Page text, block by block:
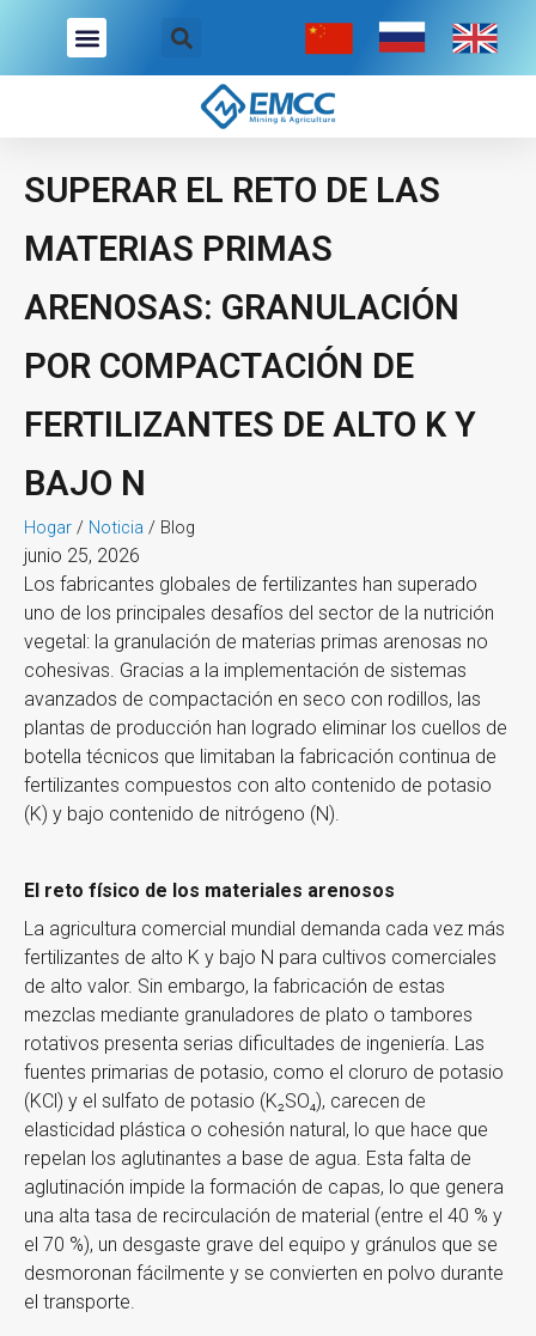
contenido
Menú Buscar
SUPERAR EL RETO DE LAS
MATERIAS PRIMAS
ARENOSAS: GRANULACIÓN
POR COMPACTACIÓN DE
FERTILIZANTES DE ALTO K Y
BAJO N
Hogar / Noticia / Blog
junio 25, 2026
Los fabricantes globales de fertilizantes han superado
uno de los principales desafíos del sector de la nutrición
vegetal: la granulación de materias primas arenosas no
cohesivas. Gracias a la implementación de sistemas
avanzados de compactación en seco con rodillos, las
plantas de producción han logrado eliminar los cuellos de
botella técnicos que limitaban la fabricación continua de
fertilizantes compuestos con alto contenido de potasio
(K) y bajo contenido de nitrógeno (N).
El reto físico de los materiales arenosos
La agricultura comercial mundial demanda cada vez más
fertilizantes de alto K y bajo N para cultivos comerciales
de alto valor. Sin embargo, la fabricación de estas
mezclas mediante granuladores de plato o tambores
rotativos presenta serias dificultades de ingeniería. Las
fuentes primarias de potasio, como el cloruro de potasio
(KCl) y el sulfato de potasio (K₂SO₄), carecen de
elasticidad plástica o cohesión natural, lo que hace que
repelan los aglutinantes a base de agua. Esta falta de
aglutinación impide la formación de capas, lo que genera
una alta tasa de recirculación de material (entre el 40 % y
el 70 %), un desgaste grave del equipo y gránulos que se
desmoronan fácilmente y se convierten en polvo durante
el transporte.